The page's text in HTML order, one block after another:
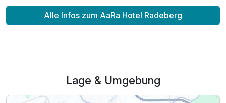
Alle Infos zum AaRa Hotel Radeberg
Lage & Umgebung